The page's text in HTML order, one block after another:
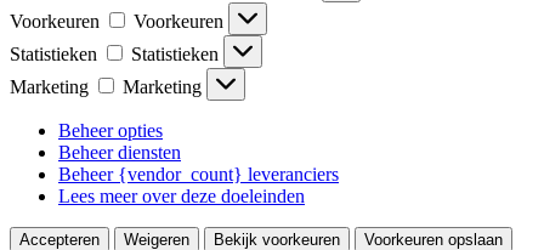
Voorkeuren
Voorkeuren
Statistieken
Statistieken
Marketing
Marketing
Beheer opties
Beheer diensten
Beheer {vendor_count} leveranciers
Lees meer over deze doeleinden
Accepteren Weigeren Bekijk voorkeuren Voorkeuren opslaan